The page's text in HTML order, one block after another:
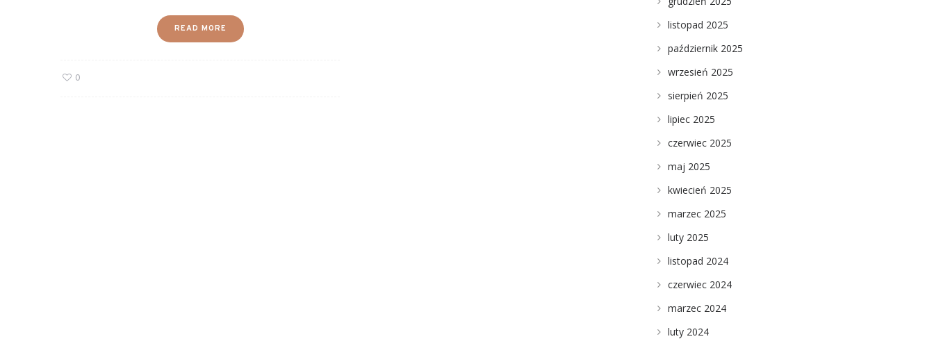
READ MORE
0
listopad 2025
październik 2025
wrzesień 2025
sierpień 2025
lipiec 2025
czerwiec 2025
maj 2025
kwiecień 2025
marzec 2025
luty 2025
listopad 2024
czerwiec 2024
marzec 2024
luty 2024